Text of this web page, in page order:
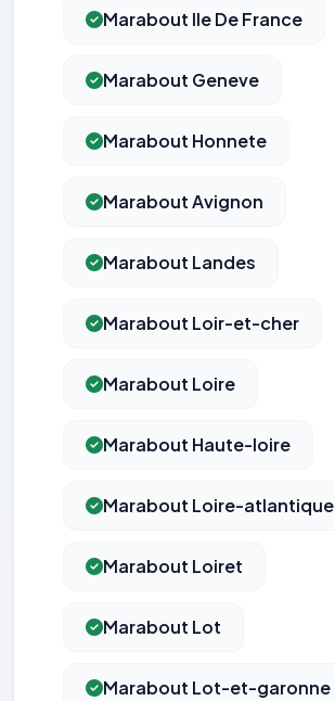
Marabout Ile De France
Marabout Geneve
Marabout Honnete
Marabout Avignon
Marabout Landes
Marabout Loir-et-cher
Marabout Loire
Marabout Haute-loire
Marabout Loire-atlantique
Marabout Loiret
Marabout Lot
Marabout Lot-et-garonne